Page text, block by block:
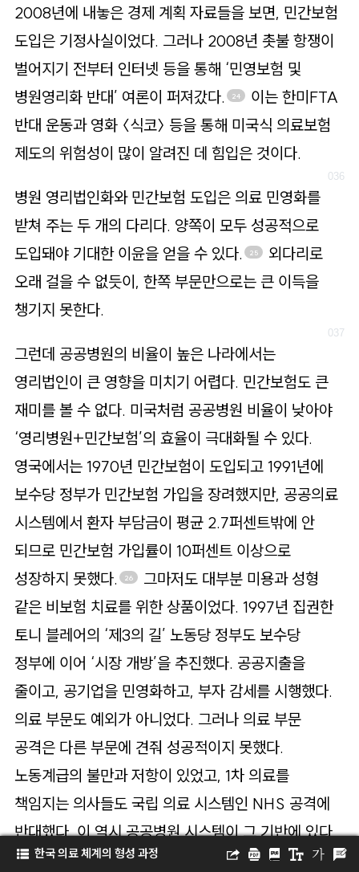
2008년에 내놓은 경제 계획 자료들을 보면, 민간보험
도입은 기정사실이었다. 그러나 2008년 촛불 항쟁이
벌어지기 전부터 인터넷 등을 통해 ‘민영보험 및
병원영리화 반대’ 여론이 퍼져갔다.
24
이는 한미FTA
반대 운동과 영화 〈식코〉 등을 통해 미국식 의료보험
제도의 위험성이 많이 알려진 데 힘입은 것이다.
병원 영리법인화와 민간보험 도입은 의료 민영화를
받쳐 주는 두 개의 다리다. 양쪽이 모두 성공적으로
도입돼야 기대한 이윤을 얻을 수 있다.
25
외다리로
오래 걸을 수 없듯이, 한쪽 부문만으로는 큰 이득을
챙기지 못한다.
그런데 공공병원의 비율이 높은 나라에서는
영리법인이 큰 영향을 미치기 어렵다. 민간보험도 큰
재미를 볼 수 없다. 미국처럼 공공병원 비율이 낮아야
‘영리병원+민간보험’의 효율이 극대화될 수 있다.
영국에서는 1970년 민간보험이 도입되고 1991년에
보수당 정부가 민간보험 가입을 장려했지만, 공공의료
시스템에서 환자 부담금이 평균 2.7퍼센트밖에 안
되므로 민간보험 가입률이 10퍼센트 이상으로
성장하지 못했다.
26
그마저도 대부분 미용과 성형
같은 비보험 치료를 위한 상품이었다. 1997년 집권한
토니 블레어의 ‘제3의 길’ 노동당 정부도 보수당
정부에 이어 ‘시장 개방’을 추진했다. 공공지출을
줄이고, 공기업을 민영화하고, 부자 감세를 시행했다.
의료 부문도 예외가 아니었다. 그러나 의료 부문
공격은 다른 부문에 견줘 성공적이지 못했다.
노동계급의 불만과 저항이 있었고, 1차 의료를
책임지는 의사들도 국립 의료 시스템인 NHS 공격에
반대했다. 이 역시 공공병원 시스템이 그 기반에 있다.
한국 의료 체계의 형성 과정